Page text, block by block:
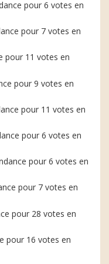
pour 6 votes en
pour 7 votes en
pour 11 votes en
pour 9 votes en
pour 11 votes en
pour 6 votes en
pour 6 votes en
pour 7 votes en
pour 28 votes en
pour 16 votes en